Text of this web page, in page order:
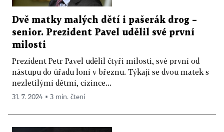
Dvě matky malých dětí i pašerák drog –
senior. Prezident Pavel udělil své první
milosti
Prezident Petr Pavel udělil čtyři milosti, své první od
nástupu do úřadu loni v březnu. Týkají se dvou matek s
nezletilými dětmi, cizince...
31. 7. 2024 ▪ 3 min. čtení